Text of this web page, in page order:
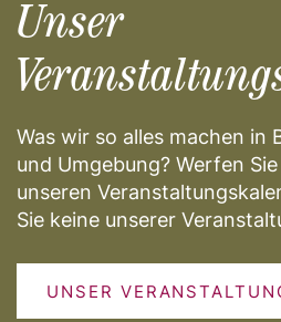
Unser
Was wir so alles machen in
und Umgebung? Werfen
unseren
Sie keine unserer
UNSER